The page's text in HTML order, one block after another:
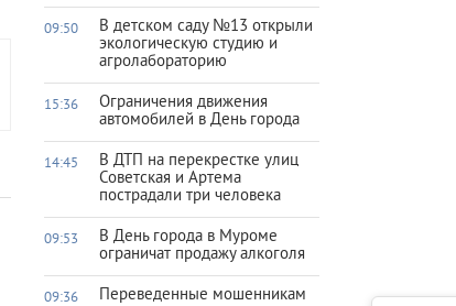
09:50
В детском саду №13 открыли
экологическую студию и
агролабораторию
15:36
Ограничения движения
автомобилей в День города
14:45
В ДТП на перекрестке улиц
Советская и Артема
пострадали три человека
09:53
В День города в Муроме
ограничат продажу алкоголя
09:36
Переведенные мошенникам